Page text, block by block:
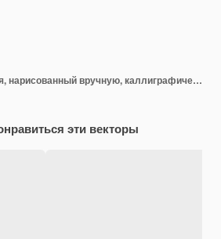
С Днем Рождения, нарисованный вручную, каллиграфический текст, векторный веселый дизайн иллюстрации цитаты
эти векторы